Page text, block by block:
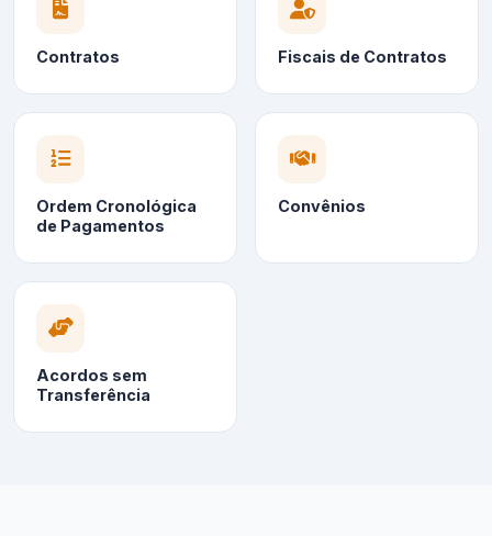
Contratos Fiscais de Contratos
Ordem Cronológica
de Pagamentos
Convênios
Acordos sem
Transferência